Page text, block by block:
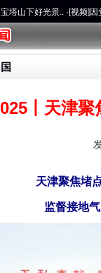
景..·[视频]因党而生 为
丨天津
天津聚焦堵
监督接地